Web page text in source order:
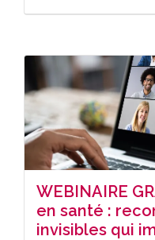
WEBINAIRE
en santé :
invisibles qui